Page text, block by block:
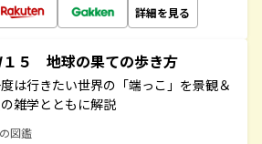
詳細を見る
１５ 地球の果ての歩き方
は行きたい世界の「端っこ」を景観＆
雑学とともに解説
図鑑